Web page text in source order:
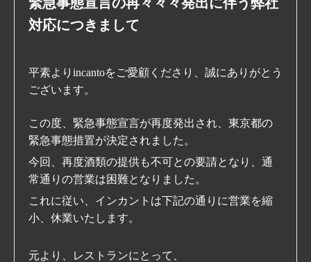
対応につきまして
平素よりincantoをご愛顧くださり
、誠にありがとう
ございます。
この度、緊急事態宣言が再度発出され、東京都の
緊急事態措置が決定されました。
今回
、再度酒類の提供も不可との要請となり、通
常通りの営業は困難となりました。
これに従い、インカントは下記の通りに営業を縮
小、休業いたします。
元より、レストランにとって、